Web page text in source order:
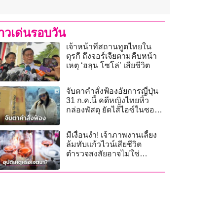
วเด่นรอบวัน
เจ้าหน้าที่สถานทูตไทยใน
ตุรกี ถึงจอร์เจียตามคืบหน้า
เหตุ ‘ฮลุน โซโล่’ เสียชีวิต
จับตาคำสั่งฟ้องอัยการญี่ปุ่น
31 ก.ค.นี้ คดีหญิงไทยหิ้ว
กล่องพัสดุ ยัดไส้ไอซ์ในซอง
มีเงื่อนงำ! เจ้าภาพงานเลี้ยง
ล้มทับแก้วไวน์เสียชีวิต
ตำรวจสงสัยอาจไม่ใช่